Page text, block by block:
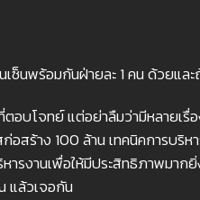
พร้อมกันฝ่ายละ 1 คน ด้วยและ
อบโจทย์ แต่อย่าลืมว่ามีหลายเรื่
ร้าง 100 ล้าน เทคนิคการบริห
รงานเพื่อให้มีประสิทธิภาพมา
แล้วเจอกัน